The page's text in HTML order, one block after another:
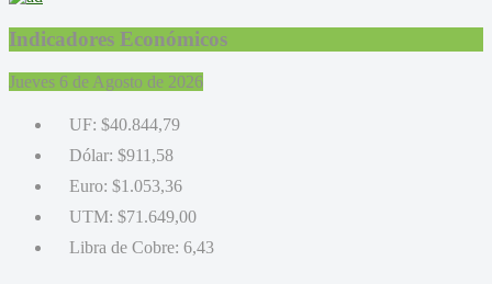
Indicadores Económicos
Jueves 6 de Agosto de 2026
UF: $40.844,79
Dólar: $911,58
Euro: $1.053,36
UTM: $71.649,00
Libra de Cobre: 6,43